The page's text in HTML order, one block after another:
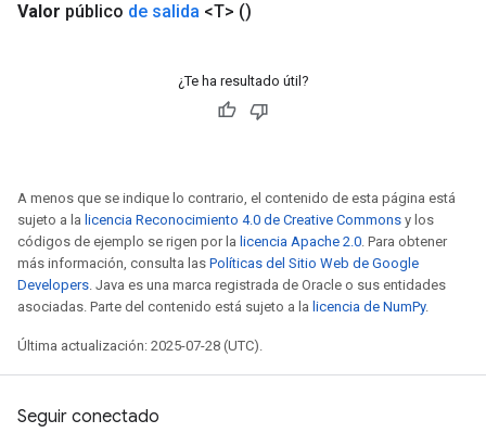
Valor público de salida <T> ()
¿Te ha resultado útil?
A menos que se indique lo contrario, el contenido de esta página está
sujeto a la licencia Reconocimiento 4.0 de Creative Commons y los
códigos de ejemplo se rigen por la licencia Apache 2.0. Para obtener
más información, consulta las Políticas del Sitio Web de Google
Developers. Java es una marca registrada de Oracle o sus entidades
asociadas. Parte del contenido está sujeto a la licencia de NumPy.
Última actualización: 2025-07-28 (UTC).
Seguir conectado